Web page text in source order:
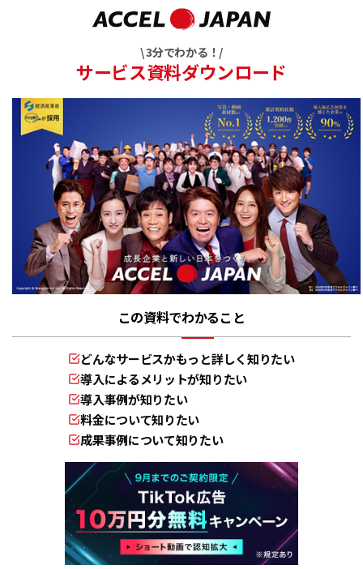
\ 3分でわかる！/
サービス資料ダウンロード
この資料でわかること
どんなサービスかもっと詳しく知りたい
導入によるメリットが知りたい
導入事例が知りたい
料金について知りたい
成果事例について知りたい